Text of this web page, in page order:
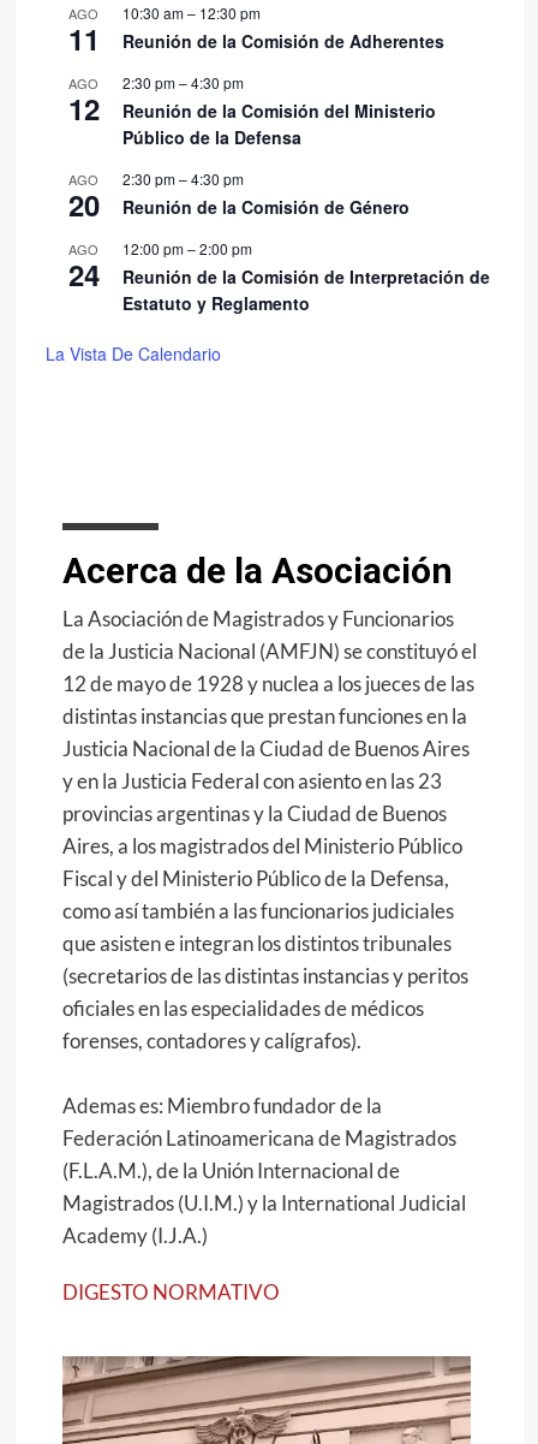
AGO
11
10:30 am– 12:30 pm
Reunión de la Comisión de Adherentes
AGO
12
2:30 pm–4:30 pm
Reunión de la Comisión del Ministerio
Público de la Defensa
AGO
20
2:30 pm–4:30 pm
Reunión de la Comisión de Género
AGO
24
12:00 pm–2:00 pm
Reunión de la Comisión de Interpretación de
Estatuto y Reglamento
La Vista De Calendario
Acerca de la Asociación
La Asociación de Magistrados y Funcionarios
de la Justicia Nacional (AMFJN) se constituyó el
12 de mayo de 1928 y nuclea a los jueces de las
distintas instancias que prestan funciones en la
Justicia Nacional de la Ciudad de Buenos Aires
y en la Justicia Federal con asiento en las 23
provincias argentinas y la Ciudad de Buenos
Aires, a los magistrados del Ministerio Público
Fiscal y del Ministerio Público de la Defensa,
como así también a las funcionarios judiciales
que asisten e integran los distintos tribunales
(secretarios de las distintas instancias y peritos
oficiales en las especialidades de médicos
forenses, contadores y calígrafos).
Ademas es: Miembro fundador de la
Federación Latinoamericana de Magistrados
(F.L.A.M.), de la Unión Internacional de
Magistrados (U.I.M.) y la International Judicial
Academy (I.J.A.)
DIGESTO NORMATIVO